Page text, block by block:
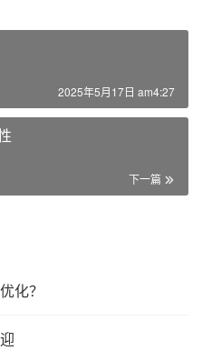
2025年5月17日 am4:27
下一篇
化？